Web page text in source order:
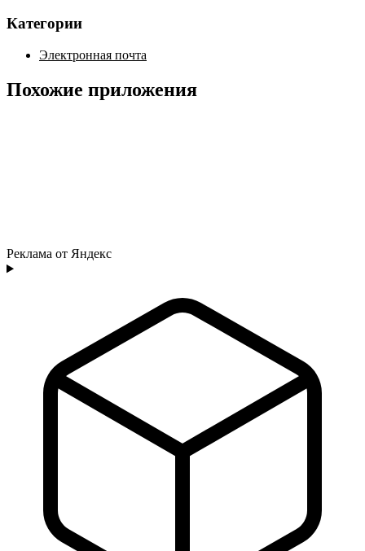
Категории
Электронная почта
Похожие приложения
Реклама от Яндекс